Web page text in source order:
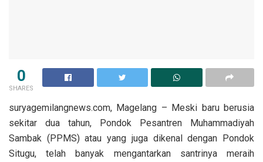
0
SHARES
suryagemilangnews.com, Magelang – Meski baru berusia
sekitar dua tahun, Pondok Pesantren Muhammadiyah
Sambak (PPMS) atau yang juga dikenal dengan Pondok
Situgu, telah banyak mengantarkan santrinya meraih